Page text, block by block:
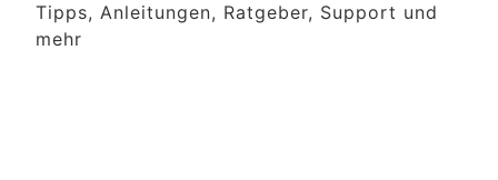
Tipps, Anleitungen, Ratgeber, Support und
mehr